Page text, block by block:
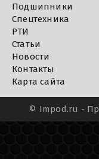
Подшипники
Спецтехника
РТИ
Статьи
Новости
Контакты
Карта сайта
© Impod.ru -